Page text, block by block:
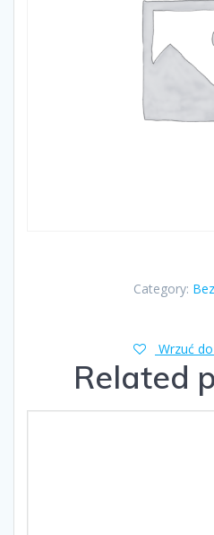
Category:
Wrzuć
Related